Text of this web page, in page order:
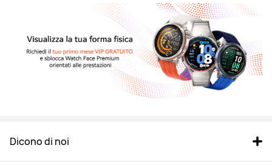
Dicono di noi